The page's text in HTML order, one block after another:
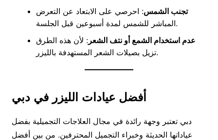
تجنب الشمس: احرصي على الابتعاد عن التعرض
المباشر للشمس لمدة أسبوعين قبل الجلسة.
عدم استخدام الشمع أو نتف الشعر: لأن هذه الطرق
تزيل بصيلات الشعر المستهدفة بالليزر.
أفضل عيادات الليزر في دبي
دبي تعتبر وجهة رائدة في مجال العلاجات التجميلية بفضل
عياداتها الحديثة وخبراء التجميل المحترفين. من بين أفضل